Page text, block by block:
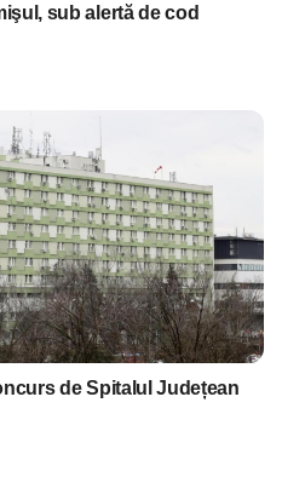
sub alertă de cod
de Spitalul Județean